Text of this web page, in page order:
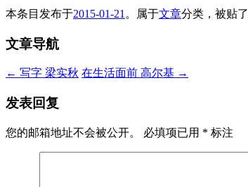
本条目发布于2015-01-21 。属于文章分类，被贴了
文章导航
← 写字 梁实秋 在生活面前 高尔基 →
发表回复
您的邮箱地址不会被公开。 必填项已用 * 标注